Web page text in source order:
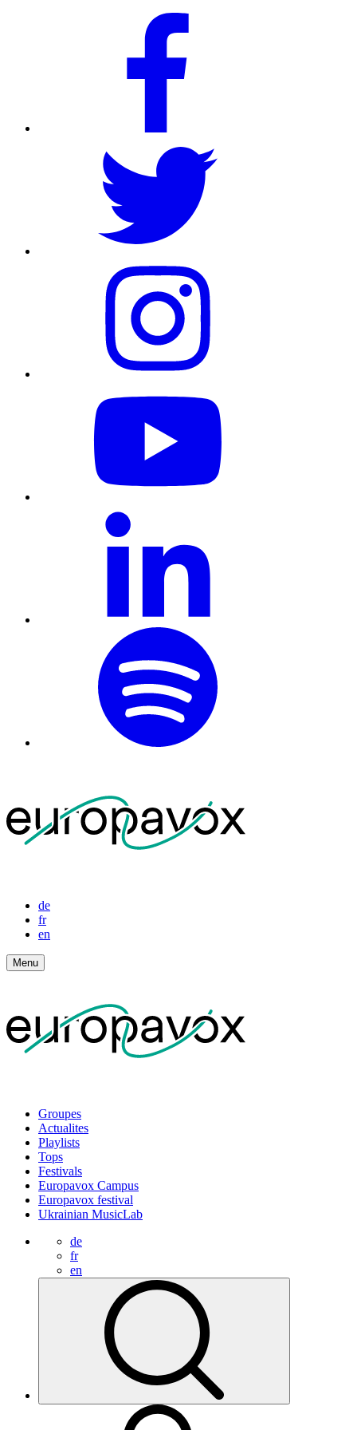
de
fr
en
Menu
Groupes
Actualites
Playlists
Tops
Festivals
Europavox Campus
Europavox festival
Ukrainian MusicLab
de
fr
en